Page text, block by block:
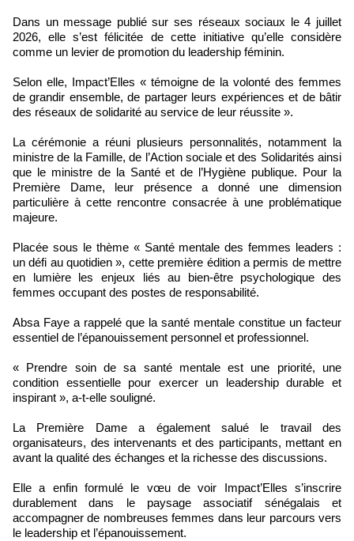
Dans un message publié sur ses réseaux sociaux le 4 juillet
2026, elle s’est félicitée de cette initiative qu’elle considère
comme un levier de promotion du leadership féminin.
Selon elle, Impact’Elles « témoigne de la volonté des femmes
de grandir ensemble, de partager leurs expériences et de bâtir
des réseaux de solidarité au service de leur réussite ».
La cérémonie a réuni plusieurs personnalités, notamment la
ministre de la Famille, de l’Action sociale et des Solidarités ainsi
que le ministre de la Santé et de l’Hygiène publique. Pour la
Première Dame, leur présence a donné une dimension
particulière à cette rencontre consacrée à une problématique
majeure.
Placée sous le thème « Santé mentale des femmes leaders :
un défi au quotidien », cette première édition a permis de mettre
en lumière les enjeux liés au bien-être psychologique des
femmes occupant des postes de responsabilité.
Absa Faye a rappelé que la santé mentale constitue un facteur
essentiel de l’épanouissement personnel et professionnel.
« Prendre soin de sa santé mentale est une priorité, une
condition essentielle pour exercer un leadership durable et
inspirant », a-t-elle souligné.
La Première Dame a également salué le travail des
organisateurs, des intervenants et des participants, mettant en
avant la qualité des échanges et la richesse des discussions.
Elle a enfin formulé le vœu de voir Impact’Elles s’inscrire
durablement dans le paysage associatif sénégalais et
accompagner de nombreuses femmes dans leur parcours vers
le leadership et l’épanouissement.